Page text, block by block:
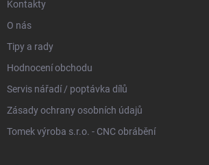
Kontakty
O nás
Tipy a rady
Hodnocení obchodu
Servis nářadí / poptávka dílů
Zásady ochrany osobních údajů
Tomek výroba s.r.o. - CNC obrábění